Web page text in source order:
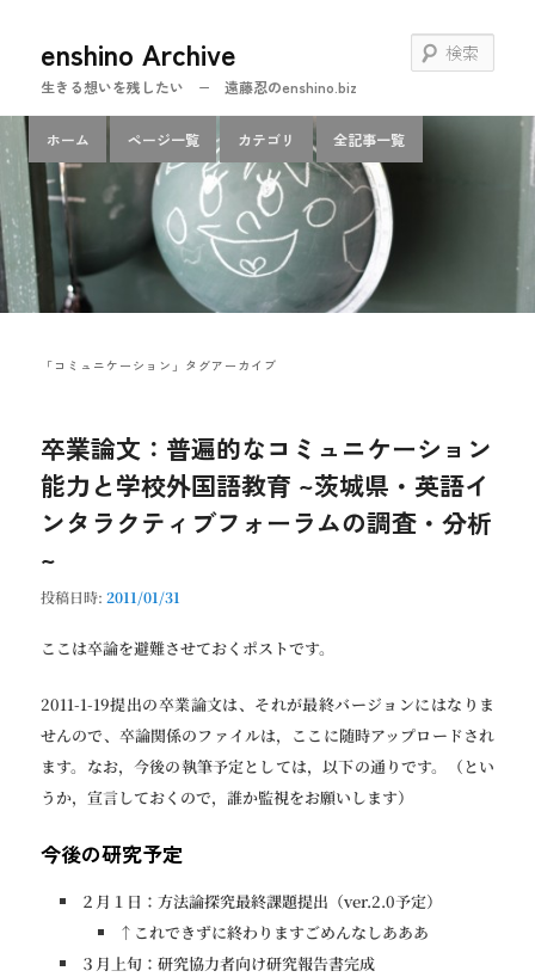
ン
テ
ン
へ
移
動
テ
ン
ツ
移
動
enshino Archive
生きる想いを残したい − 遠藤忍のenshino.biz
索
イ
ニ
ュ
ー
ホーム ページ一覧 カテゴリ 全記事一覧
「 コミュニケーション 」タグアーカイブ
卒業論文：普遍的なコミュニケーション
能力と学校外国語教育 ~茨城県・英語イ
ンタラクティブフォーラムの調査・分析
~
投稿日時:2011/01/31
ここは卒論を避難させておくポストです。
2011-1-19提出の卒業論文は、それが最終バージョンにはなりま
せんので、卒論関係のファイルは，ここに随時アップロードされ
ます。なお，今後の執筆予定としては，以下の通りです。（とい
うか，宣言しておくので，誰か監視をお願いします）
今後の研究予定
２月１日：方法論探究最終課題提出（ver.2.0予定）
↑これできずに終わりますごめんなしあああ
３月上旬：研究協力者向け研究報告書完成